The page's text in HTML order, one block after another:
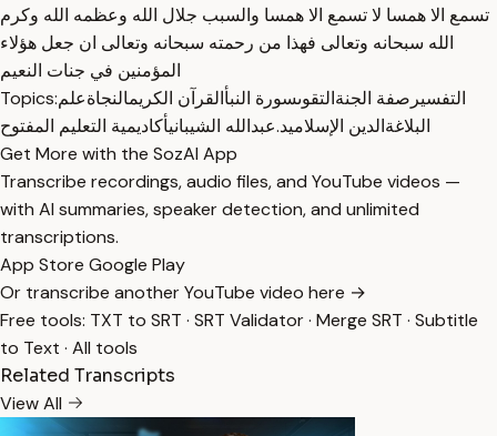
تسمع الا همسا لا تسمع الا همسا والسبب جلال الله وعظمه الله وكرم
الله سبحانه وتعالى فهذا من رحمته سبحانه وتعالى ان جعل هؤلاء
المؤمنين في جنات النعيم
Topics:
التفسير صفة الجنةالتقوىسورة النبأالقرآن الكريمالنجاةعلم
البلاغةالدين الإسلاميد.عبدالله الشيبانيأكاديمية التعليم المفتوح
Get More with the SozAI App
Transcribe recordings, audio files, and YouTube videos —
with AI summaries, speaker detection, and unlimited
transcriptions.
App Store Google Play
Or transcribe another YouTube video here →
Free tools: TXT to SRT · SRT Validator· Merge SRT · Subtitle
to Text · All tools
Related Transcripts
View All